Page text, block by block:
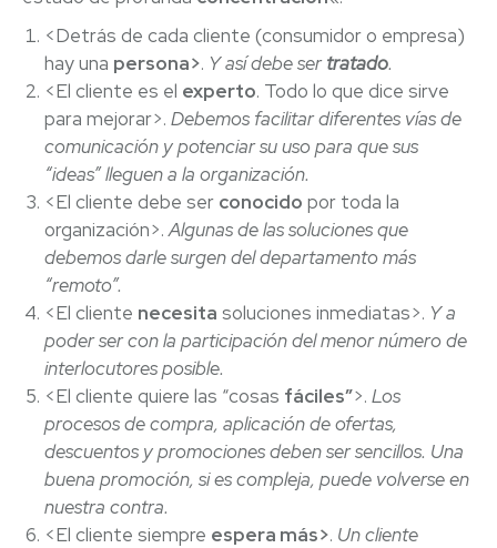
<Detrás de cada cliente (consumidor o empresa)
hay una persona>. Y así debe sertratado.
<El cliente es el experto. Todo lo que dice sirve
para mejorar>. Debemos facilitar diferentes vías de
comunicación y potenciar su uso para que sus
“ideas” lleguen a la organización.
<El cliente debe ser conocido por toda la
organización>.Algunas de las soluciones que
debemos darle surgen deldepartamento más
“remoto”.
<El cliente necesita soluciones inmediatas>. Y a
poder ser con la participación del menor número de
interlocutores posible.
<El cliente quiere las “cosas fáciles”>. Los
procesos de compra, aplicación de ofertas,
descuentos y promociones deben ser sencillos. Una
buena promoción, si es compleja, puede volverse en
nuestra contra.
<El cliente siempre espera más>. Un cliente